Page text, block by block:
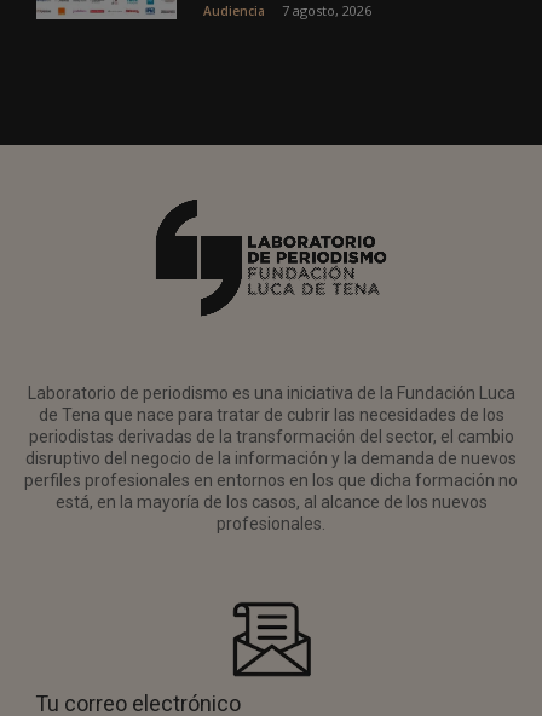
Audiencia 7 agosto, 2026
Laboratorio de periodismo es una iniciativa de la Fundación Luca
de Tena que nace para tratar de cubrir las necesidades de los
periodistas derivadas de la transformación del sector, el cambio
disruptivo del negocio de la información y la demanda de nuevos
perfiles profesionales en entornos en los que dicha formación no
está, en la mayoría de los casos, al alcance de los nuevos
profesionales.